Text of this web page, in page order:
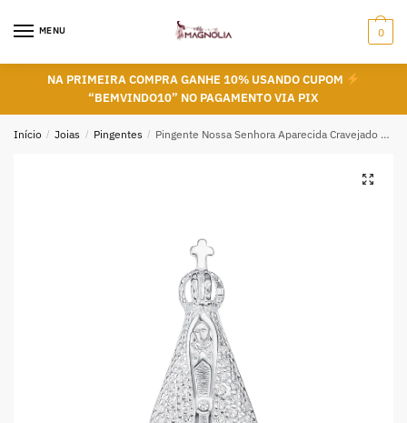
MENU 0
NA PRIMEIRA COMPRA GANHE 10% USANDO CUPOM
“BEMVINDO10” NO PAGAMENTO VIA PIX
Início / Joias / Pingentes / Pingente Nossa Senhora Aparecida Cravejado de Zircônias – Prata 925